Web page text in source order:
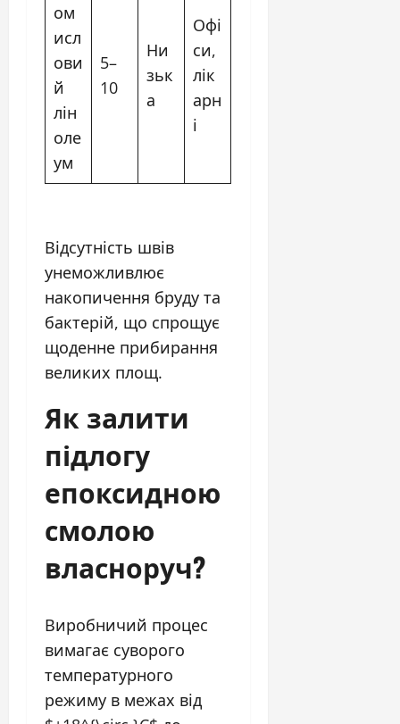
ом
исл
ови
й
лін
оле
ум
5–
10
Ни
зьк
а
Офі
си,
лік
арн
і
Відсутність швів
унеможливлює
накопичення бруду та
бактерій, що спрощує
щоденне прибирання
великих площ.
Як залити
підлогу
епоксидною
смолою
власноруч?
Виробничий процес
вимагає суворого
температурного
режиму в межах від